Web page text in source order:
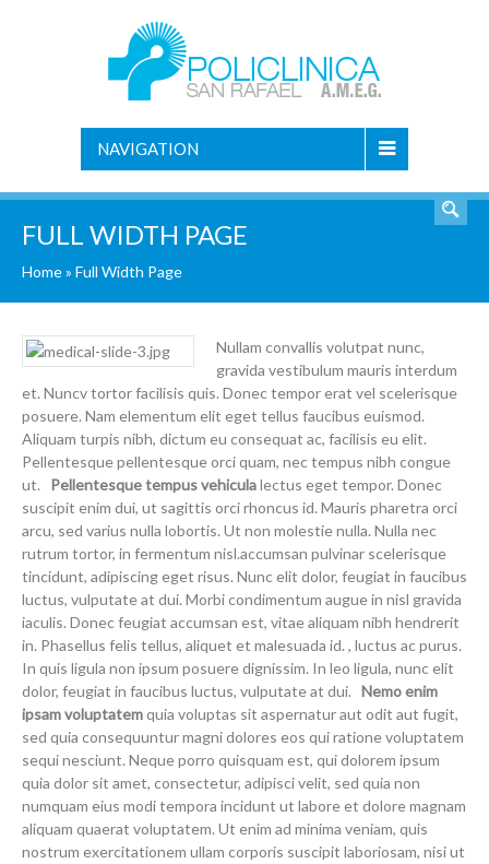
NAVIGATION
FULL WIDTH PAGE
Home» Full Width Page
Nullam convallis volutpat nunc,
gravida vestibulum mauris interdum
et. Nuncv tortor facilisis quis. Donec tempor erat vel scelerisque
posuere. Nam elementum elit eget tellus faucibus euismod.
Aliquam turpis nibh, dictum eu consequat ac, facilisis eu elit.
Pellentesque pellentesque orci quam, nec tempus nibh congue
ut. Pellentesque tempus vehiculalectus eget tempor. Donec
suscipit enim dui, ut sagittis orci rhoncus id. Mauris pharetra orci
arcu, sed varius nulla lobortis. Ut non molestie nulla. Nulla nec
rutrum tortor, in fermentum nisl.accumsan pulvinar scelerisque
tincidunt, adipiscing eget risus. Nunc elit dolor, feugiat in faucibus
luctus, vulputate at dui. Morbi condimentum augue in nisl gravida
iaculis. Donec feugiat accumsan est, vitae aliquam nibh hendrerit
in. Phasellus felis tellus, aliquet et malesuada id. , luctus ac purus.
In quis ligula non ipsum posuere dignissim. In leo ligula, nunc elit
dolor, feugiat in faucibus luctus, vulputate at dui. Nemo enim
ipsam voluptatemquia voluptas sit aspernatur aut odit aut fugit,
sed quia consequuntur magni dolores eos qui ratione voluptatem
sequi nesciunt. Neque porro quisquam est, qui dolorem ipsum
quia dolor sit amet, consectetur, adipisci velit, sed quia non
numquam eius modi tempora incidunt ut labore et dolore magnam
aliquam quaerat voluptatem. Ut enim ad minima veniam, quis
nostrum exercitationem ullam corporis suscipit laboriosam, nisi ut